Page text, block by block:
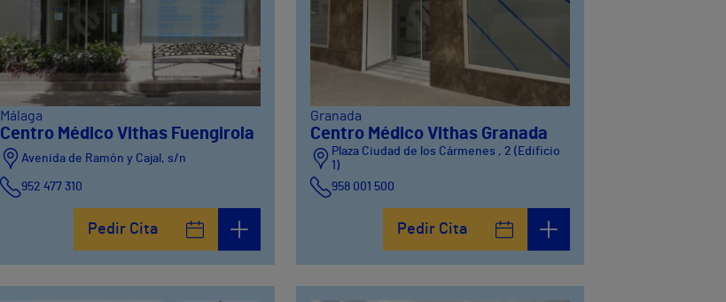
Málaga
Centro Médico Vithas Fuengirola
Avenida de Ramón y Cajal, s/n
952 477 310
Pedir Cita
Granada
Centro Médico Vithas Granada
Plaza Ciudad de los Cármenes , 2 (Edificio
1)
958 001 500
Pedir Cita